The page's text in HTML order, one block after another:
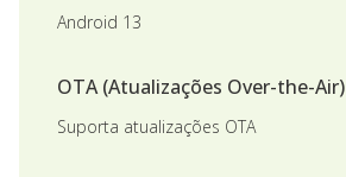
Android 13
OTA (Atualizações Over-the-Air)
Suporta atualizações OTA